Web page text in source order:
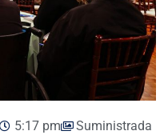
5:17 pm Suministrada